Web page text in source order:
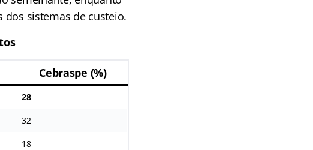
dos sistemas de custeio.
Cebraspe (%)
28
32
18